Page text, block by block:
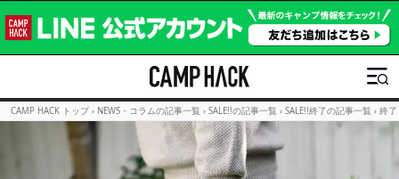
CAMP HACK トップ › NEWS・コラムの記事一覧 › SALE!!の記事一覧 › SALE!!終了の記事一覧 › 終了